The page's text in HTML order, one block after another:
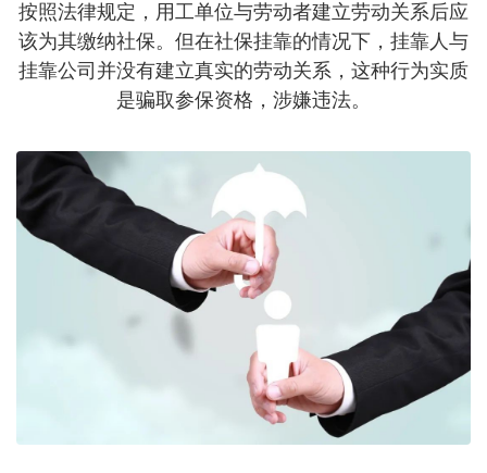
按照法律规定，用工单位与劳动者建立劳动关系后应
该为其缴纳社保。但在社保挂靠的情况下，挂靠人与
挂靠公司并没有建立真实的劳动关系，这种行为实质
是骗取参保资格，涉嫌违法。